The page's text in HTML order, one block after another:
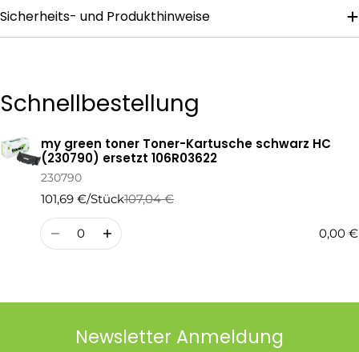
Sicherheits- und Produkthinweise
Schnellbestellung
Ihr
Warenkorb
my green toner Toner-Kartusche schwarz HC
(230790) ersetzt 106R03622
230790
101,69 €/Stück
Regulärer
Preis
107,04 €
Verkaufspreis
Menge
0,00 €
Newsletter Anmeldung